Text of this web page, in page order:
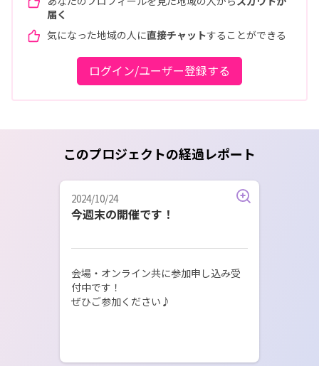
届く
気になった地域の人に直接チャットすることができる
ログイン/ユーザー登録する
このプロジェクトの経過レポート
2024/10/24
今週末の開催です！
会場・オンライン共に参加申し込み受
付中です！
ぜひご参加ください♪